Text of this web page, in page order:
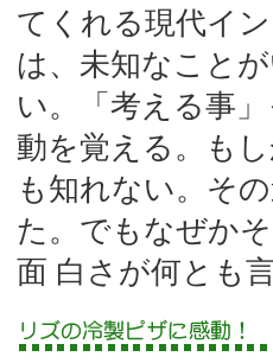
てくれる現代イ
は、未知なこと
い。「考える事
動を覚える。も
も知れない。そ
た。でもなぜか
面 白さが何とも